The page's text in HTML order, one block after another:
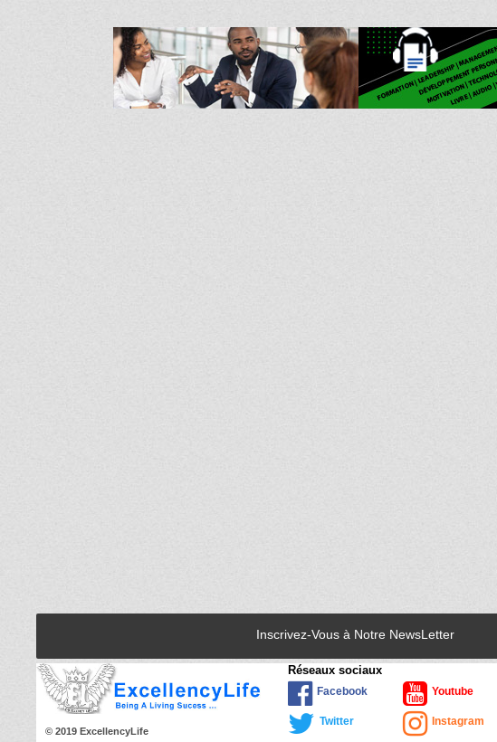
Inscrivez-Vous à Notre NewsLetter
© 2019 ExcellencyLife
Réseaux sociaux
Facebook Youtube
Twitter Instagram